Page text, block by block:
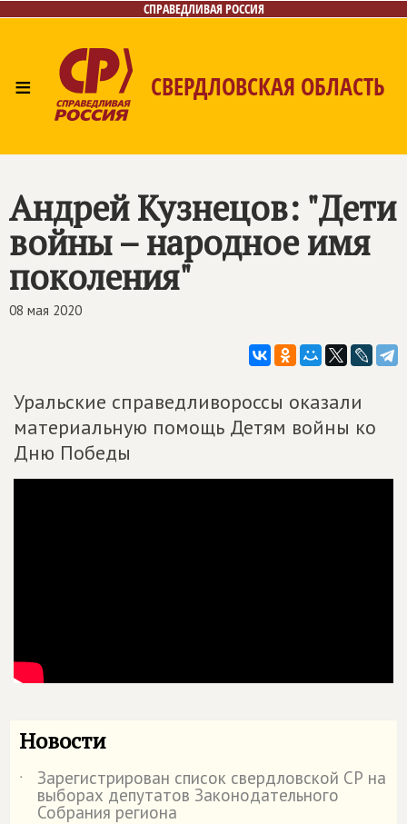
СПРАВЕДЛИВАЯ РОССИЯ
≡ СВЕРДЛОВСКАЯ ОБЛАСТЬ
Контакты
Андрей Кузнецов: "Дети
войны – народное имя
поколения"
08 мая 2020
Уральские справедливороссы оказали
материальную помощь Детям войны ко
Дню Победы
Новости
˙ Зарегистрирован список свердловской СР на
выборах депутатов Законодательного
Собрания региона